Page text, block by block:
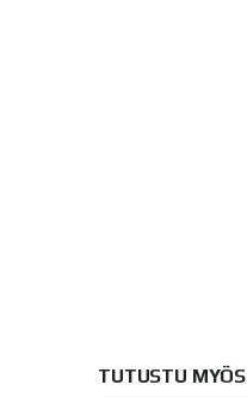
TUTUSTU MYÖS